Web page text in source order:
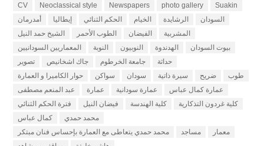
CV Neoclassical style Newspapers photo gallery
Suakin
أمدرمان
إيطاليا الحكم الثنائي الخيام الرشايدة
السودان
الشيخ حمد النيل
الطوب الأحمر الفيضان
المشربية
المعماريين السودانيين
النوبة النوبيون الهدندوة
بيوت السودان
تصوير
جاك اشخانيص جامعة الخرطوم
حداثة
حوار الكاميرا و العمارة
سواكن سودان سيرة ذاتية ضريح
طوب
عبد المنعم مصطفى
عمارة عمارة سودانية
عمارة كمال عباس
فترة الحكم الثنائي
فيضان النيل كلية الهندسة
كلية غردون التذكارية
كمال عباس
محمد حمدي
محمد حمدي يتعاطى مع العمارة بإحساس فنان مبتكر
مساجد
معمار